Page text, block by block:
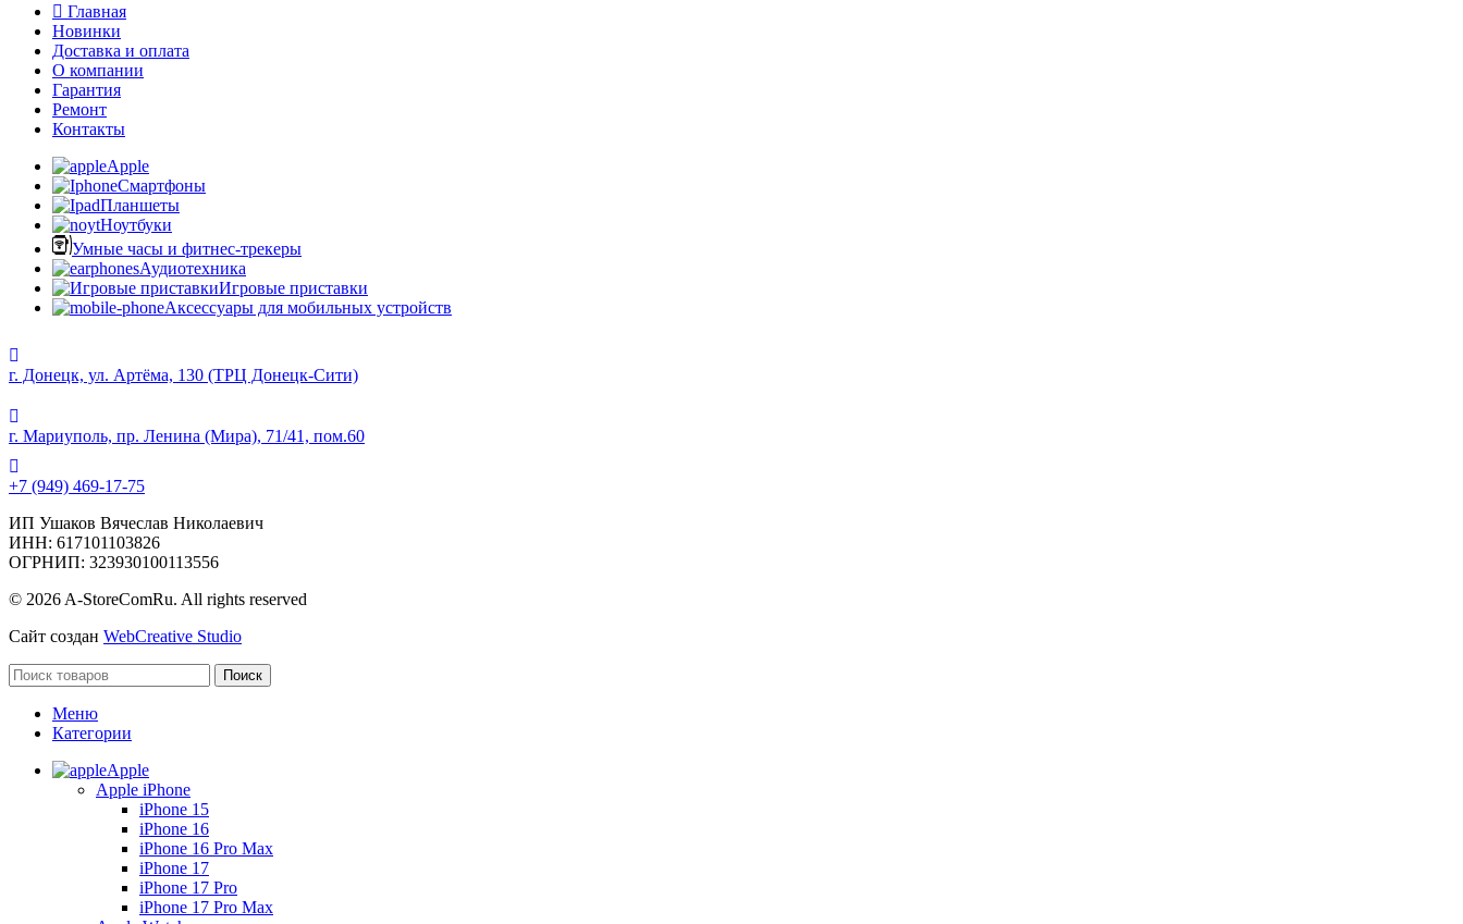
Главная
Новинки
Доставка и оплата
О компании
Гарантия
Ремонт
Контакты
Apple
Смартфоны
Планшеты
Ноутбуки
Умные часы и фитнес-трекеры
Аудиотехника
Игровые приставки
Аксессуары для мобильных устройств
г. Донецк, ул. Артёма, 130 (ТРЦ Донецк-Сити)
г. Мариуполь, пр. Ленина (Мира), 71/41, пом.60
+7 (949) 469-17-75
ИП Ушаков Вячеслав Николаевич
ИНН: 617101103826
ОГРНИП: 323930100113556
© 2026 A-StoreComRu. All rights reserved
Сайт создан WebCreative Studio
Поиск
Меню
Категории
Apple
Apple iPhone
iPhone 15
iPhone 16
iPhone 16 Pro Max
iPhone 17
iPhone 17 Pro
iPhone 17 Pro Max